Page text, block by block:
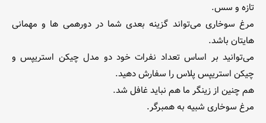
تازه و سس.
مرغ سوخاری می‌تواند گزینه بعدی شما در دورهمی ها و مهمانی
هایتان باشد.
می‌توانید بر اساس تعداد نفرات خود دو مدل چیکن استریپس و
چیکن استریپس پلاس را سفارش دهید.
هم چنین از زینگر ما هم نباید غافل شد.
مرغ سوخاری شبیه به همبرگر.